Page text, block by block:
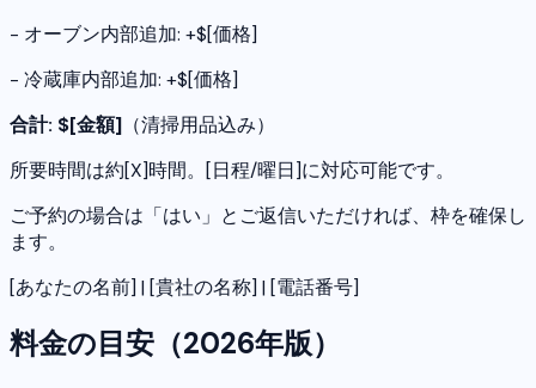
- オーブン内部追加: +$[価格]
- 冷蔵庫内部追加: +$[価格]
合計: $[金額] （清掃用品込み）
所要時間は約[X]時間。[日程/曜日]に対応可能です。
ご予約の場合は「はい」とご返信いただければ、枠を確保し
ます。
[あなたの名前] | [貴社の名称] | [電話番号]
料金の目安（2026年版）